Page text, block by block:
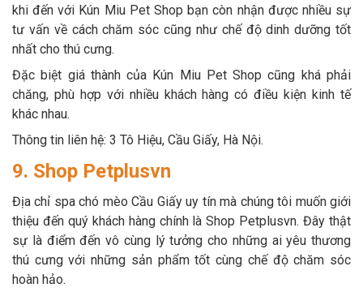
khi đến với Kún Miu Pet Shop bạn còn nhận được nhiều sự
tư vấn về cách chăm sóc cũng như chế độ dinh dưỡng tốt
nhất cho thú cưng.
Đặc biệt giá thành của Kún Miu Pet Shop cũng khá phải
chăng, phù hợp với nhiều khách hàng có điều kiện kinh tế
khác nhau.
Thông tin liên hệ: 3 Tô Hiệu, Cầu Giấy, Hà Nội.
9. Shop Petplusvn
Địa chỉ spa chó mèo Cầu Giấy uy tín mà chúng tôi muốn giới
thiệu đến quý khách hàng chính là Shop Petplusvn. Đây thật
sự là điểm đến vô cùng lý tưởng cho những ai yêu thương
thú cưng với những sản phẩm tốt cùng chế độ chăm sóc
hoàn hảo.